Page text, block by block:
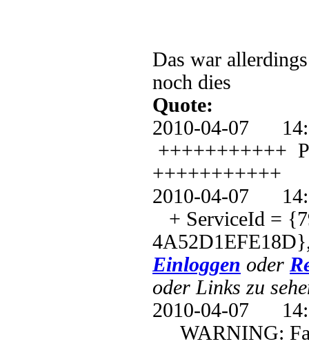
Das war
noch dies
Quote:
2010-04-07
+++++++++++
+++++++++++
2010-04-07
+ ServiceId =
Einloggen oder
oder Links zu
2010-04-07
WARNING: